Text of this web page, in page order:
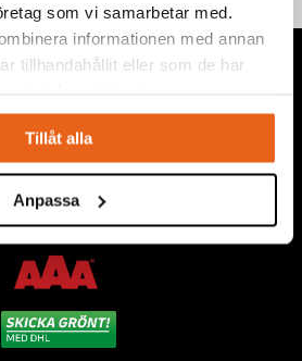
som vi samarbetar med.
informationen med annan
tillhandahållit eller som de har
Tillåt alla
Anpassa
”produkter för proffs”, under
underhåll, reparation och
installation.